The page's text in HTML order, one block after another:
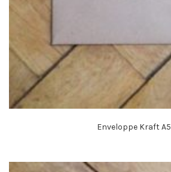
Enveloppe Kraft A5